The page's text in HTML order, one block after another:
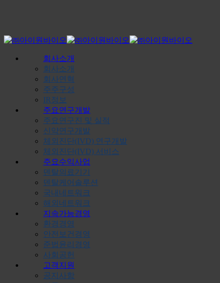
content
Menu
회사소개
회사소개
회사연혁
주주구성
IR정보
주요연구개발
주요연구진 및 실적
신약연구개발
체외진단(IVD) 연구개발
체외진단(IVD) 서비스
주요수익사업
덴탈의료기기
덴탈케어솔루션
국내네트워크
해외네트워크
지속가능경영
환경경영
안전보건경영
준법윤리경영
사회공헌
고객지원
공지사항